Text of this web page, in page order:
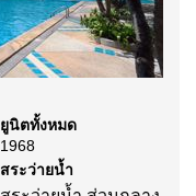
ยูนิตทั้งหมด
1968
สระว่ายน้ำ